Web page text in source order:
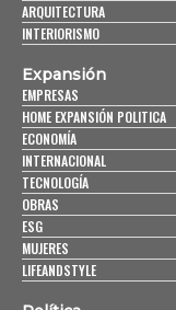
ARQUITECTURA
INTERIORISMO
Expansión
EMPRESAS
HOME EXPANSIÓN POLITICA
ECONOMÍA
INTERNACIONAL
TECNOLOGÍA
OBRAS
ESG
MUJERES
LIFEANDSTYLE